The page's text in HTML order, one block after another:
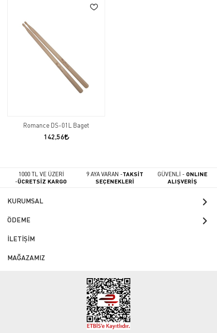
Romance DS-01L Baget
142,56
1000 TL VE ÜZERİ
-ÜCRETSİZ KARGO
9 AYA VARAN -TAKSİT
SEÇENEKLERİ
GÜVENLİ - ONLINE
ALIŞVERİŞ
KURUMSAL
ÖDEME
İLETİŞİM
MAĞAZAMIZ